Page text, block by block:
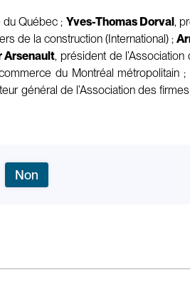
Québec ; Yves-Thomas Dorval,
de la construction (International) ;
Arsenault, président de
du Montréal métropolitain ;
général de l’Association des
Non